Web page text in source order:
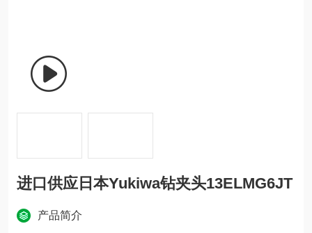
进口供应日本Yukiwa钻夹头13ELMG6JT
产品简介